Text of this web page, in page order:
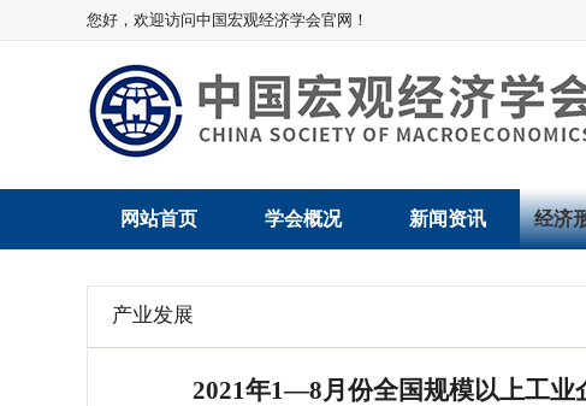
您好，欢迎访问中国宏观经济学会官网！
网站首页 学会概况
学会领导
新闻资讯
学会动态
经济
经济运
产业发展
2021年1—8月份全国规模以上工业